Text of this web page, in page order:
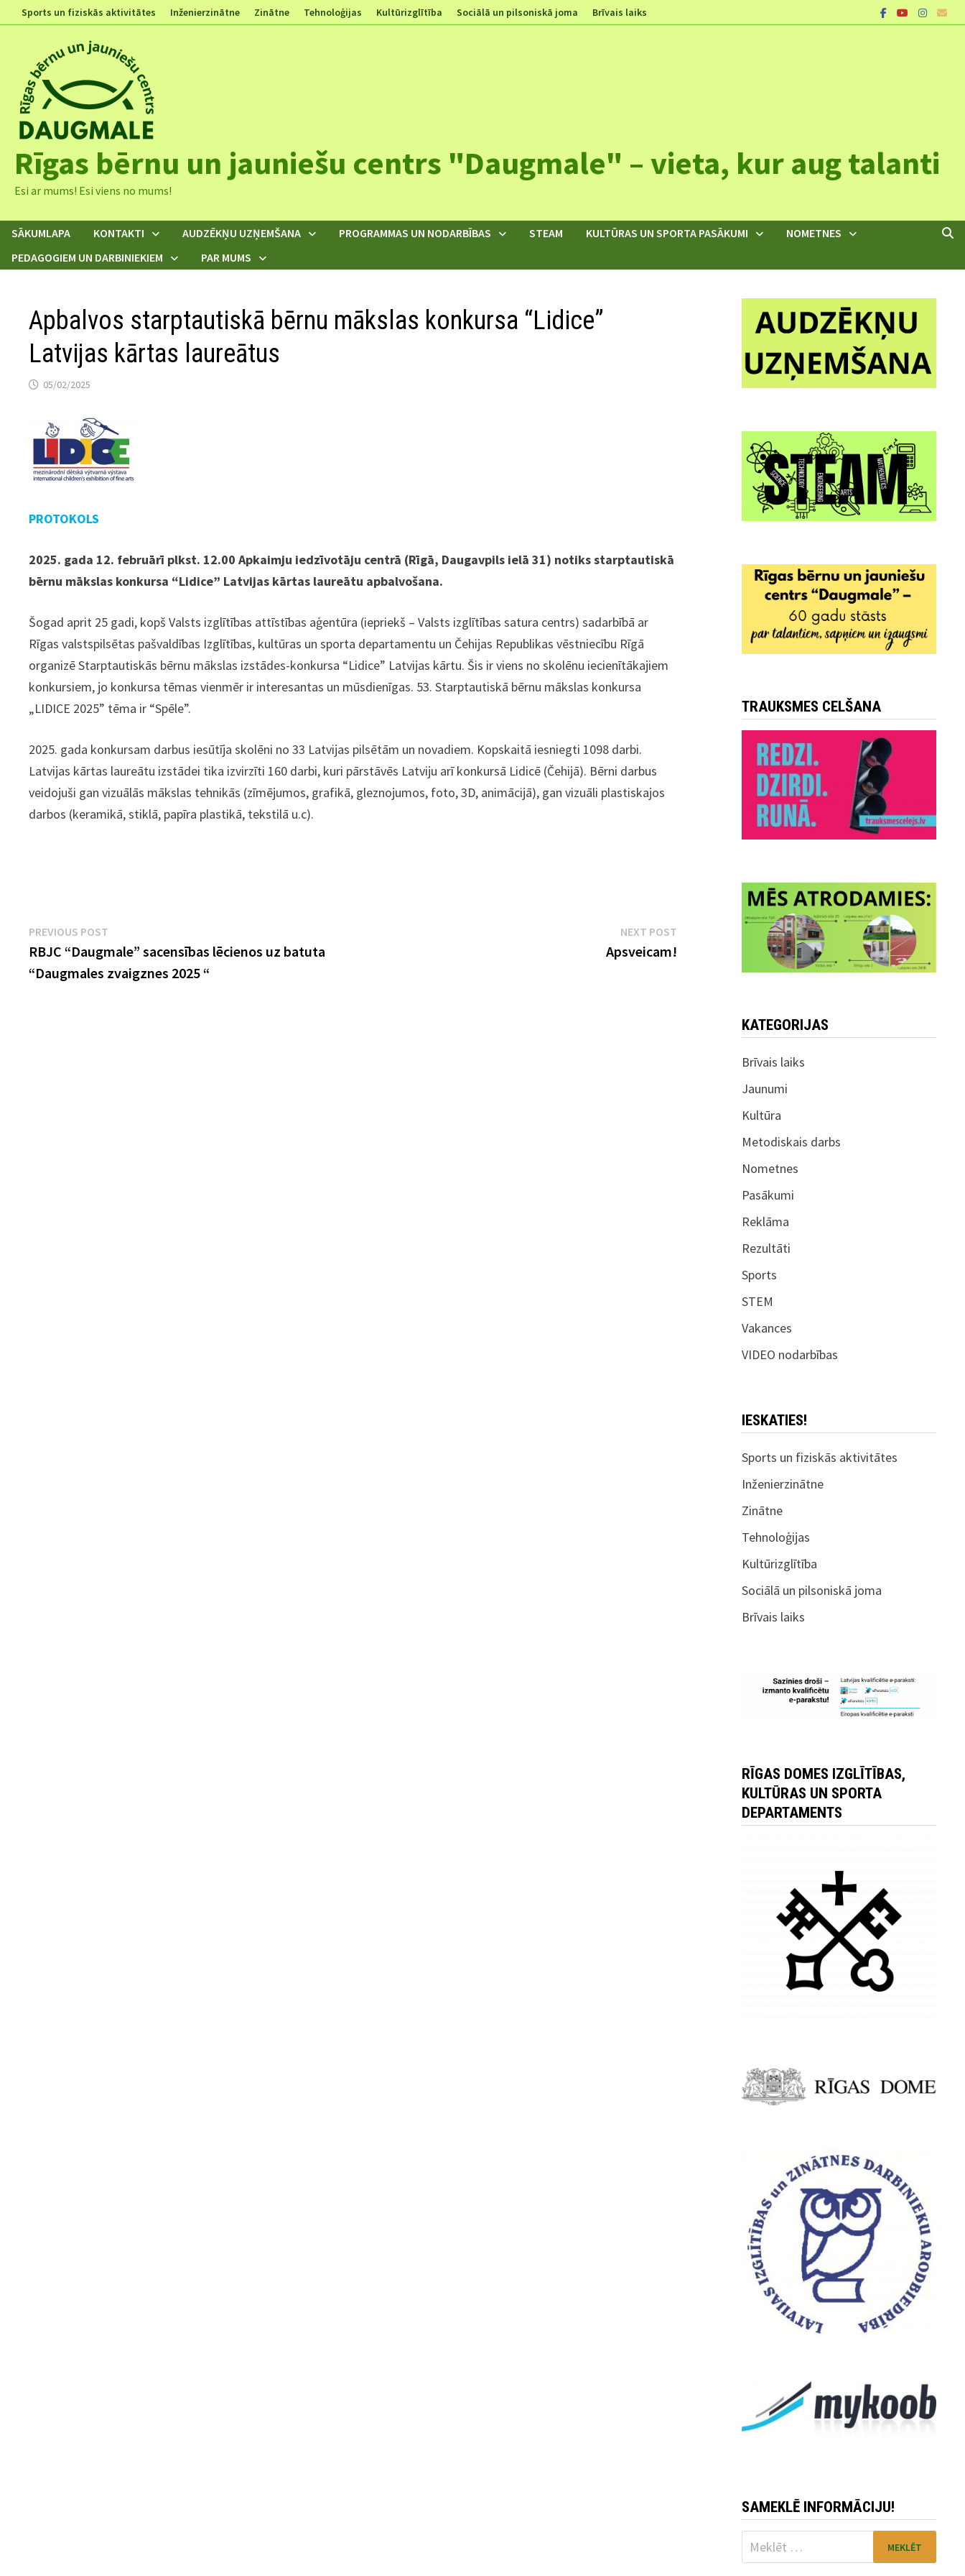
to
Sports un fiziskās aktivitātes Inženierzinātne Zinātne Tehnoloģijas Kultūrizglītība Sociālā un pilsoniskā joma Brīvais laiks
Rīgas bērnu un jauniešu centrs "Daugmale" – vieta, kur aug talanti
Esi ar mums! Esi viens no mums!
SĀKUMLAPA KONTAKTI AUDZĒKŅU UZŅEMŠANA PROGRAMMAS UN NODARBĪBAS STEAM KULTŪRAS UN SPORTA PASĀKUMI
NOMETNES
PEDAGOGIEM UN DARBINIEKIEM
PAR MUMS
Apbalvos starptautiskā bērnu mākslas konkursa “Lidice”
Latvijas kārtas laureātus
05/02/2025
PROTOKOLS
2025. gada 12. februārī plkst. 12.00 Apkaimju iedzīvotāju centrā (Rīgā, Daugavpils ielā 31) notiks starptautiskā
bērnu mākslas konkursa “Lidice” Latvijas kārtas laureātu apbalvošana.
Šogad aprit 25 gadi, kopš Valsts izglītības attīstības aģentūra (iepriekš – Valsts izglītības satura centrs) sadarbībā ar
Rīgas valstspilsētas pašvaldības Izglītības, kultūras un sporta departamentu un Čehijas Republikas vēstniecību Rīgā
organizē Starptautiskās bērnu mākslas izstādes-konkursa “Lidice” Latvijas kārtu. Šis ir viens no skolēnu iecienītākajiem
konkursiem, jo konkursa tēmas vienmēr ir interesantas un mūsdienīgas. 53. Starptautiskā bērnu mākslas konkursa
„LIDICE 2025” tēma ir “Spēle”.
2025. gada konkursam darbus iesūtīja skolēni no 33 Latvijas pilsētām un novadiem. Kopskaitā iesniegti 1098 darbi.
Latvijas kārtas laureātu izstādei tika izvirzīti 160 darbi, kuri pārstāvēs Latviju arī konkursā Lidicē (Čehijā). Bērni darbus
veidojuši gan vizuālās mākslas tehnikās (zīmējumos, grafikā, gleznojumos, foto, 3D, animācijā), gan vizuāli plastiskajos
darbos (keramikā, stiklā, papīra plastikā, tekstilā u.c).
Ziņu
izvēlne
PREVIOUS POST
post:
RBJC “Daugmale” sacensības lēcienos uz batuta
“Daugmales zvaigznes 2025 “
NEXT POSTNext
post:
Apsveicam!
TRAUKSMES CELŠANA
KATEGORIJAS
Brīvais laiks
Jaunumi
Kultūra
Metodiskais darbs
Nometnes
Pasākumi
Reklāma
Rezultāti
Sports
STEM
Vakances
VIDEO nodarbības
IESKATIES!
Sports un fiziskās aktivitātes
Inženierzinātne
Zinātne
Tehnoloģijas
Kultūrizglītība
Sociālā un pilsoniskā joma
Brīvais laiks
RĪGAS DOMES IZGLĪTĪBAS,
KULTŪRAS UN SPORTA
DEPARTAMENTS
SAMEKLĒ INFORMĀCIJU!
Meklēt: